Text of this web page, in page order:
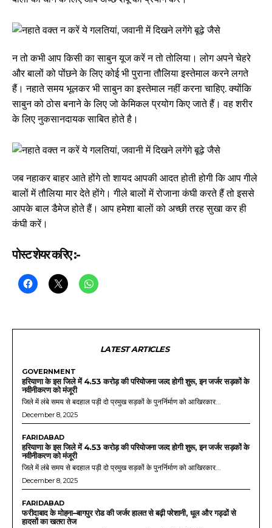
न तो कभी आप किसी का साबुन यूज करें न तो तोलिया। लोग अपने चेहरे
और बालों को पोंछने के लिए कोई भी पुराना तौलिया इस्तेमाल करने लगते
हैं। नहाते समय भूलकर भी साबुन का इस्तेमाल नहीं करना चाहिए. क्योंकि
साबुन को ठोस बनाने के लिए जो केमिकल प्रयोग किए जाते हैं। वह शरीर
के लिए नुकसानदायक साबित होते है।
जब नहाकर बाहर आते होंगे तो शायद आपकी आदत होती होगी कि आप गीले
बालों में तौलिया मार देते होंगे। गीले बालों में रोजाना कंघी करते हैं तो इससे
आपके बाल डैमेज होते हैं। आप हमेशा बालों को अच्छी तरह सुखा कर ही
कंघी करें।
पोस्ट शेयर करिए :-
LATEST ARTICLES
GOVERNMENT
हरियाणा के इस जिले में 4.53 करोड़ की परियोजना जल्द होगी शुरू, इन जर्जर सड़कों के
नवीनीकरण को मंजूरी
जिले में लंबे समय से बदहाल पड़ी दो प्रमुख सड़कों के पुनर्निर्माण को आखिरकार...
December 8, 2025
FARIDABAD
हरियाणा के इस जिले में 4.53 करोड़ की परियोजना जल्द होगी शुरू, इन जर्जर सड़कों के
नवीनीकरण को मंजूरी
जिले में लंबे समय से बदहाल पड़ी दो प्रमुख सड़कों के पुनर्निर्माण को आखिरकार...
December 8, 2025
FARIDABAD
फरीदाबाद के मोहना–बागपुर रोड की जर्जर हालत से बढ़ी परेशानी, धूल और गड्ढों से
हादसों का खतरा तेज